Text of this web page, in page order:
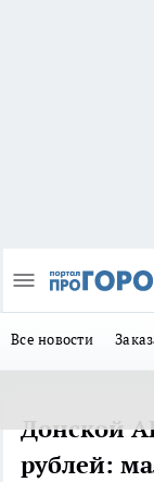
Все новости
Донской
рублей: